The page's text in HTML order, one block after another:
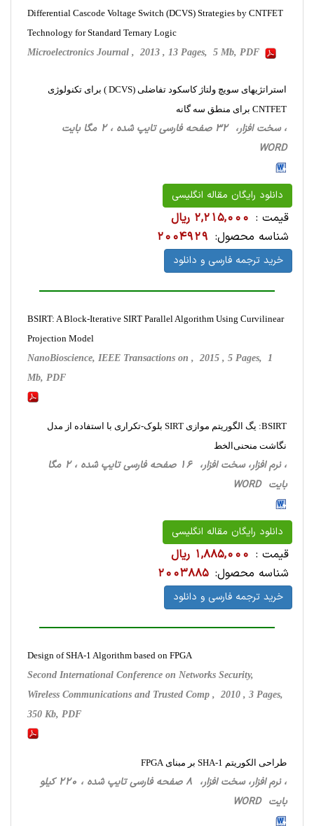
Differential Cascode Voltage Switch (DCVS) Strategies by CNTFET
Technology for Standard Ternary Logic
Microelectronics Journal , 2013 , 13 Pages, 5 Mb, PDF
استراتژیهای سویچ ولتاژ کاسکود تفاضلی (DCVS ) برای تکنولوژی
CNTFET برای منطق سه گانه
، سخت ‌افزار، 32 صفحه فارسی تایپ شده ، 2 مگا بایت
WORD
دانلود رایگان مقاله انگلیسی
قیمت : 2,215,000 ریال
شناسه محصول: 2004929
خرید ترجمه فارسی و دانلود
BSIRT: A Block-Iterative SIRT Parallel Algorithm Using Curvilinear
Projection Model
NanoBioscience, IEEE Transactions on , 2015 , 5 Pages, 1
Mb, PDF
BSIRT: یگ الگوریتم موازی SIRT بلوک-تکراری با استفاده از مدل
نگاشت منحنی‌الخط
، نرم افزار، سخت ‌افزار، 16 صفحه فارسی تایپ شده ، 2 مگا
بایت WORD
دانلود رایگان مقاله انگلیسی
قیمت : 1,885,000 ریال
شناسه محصول: 2003885
خرید ترجمه فارسی و دانلود
Design of SHA-1 Algorithm based on FPGA
Second International Conference on Networks Security,
Wireless Communications and Trusted Comp , 2010 , 3 Pages,
350 Kb, PDF
طراحی الکوریتم SHA-1 بر مبنای FPGA
، نرم افزار، سخت ‌افزار، 8 صفحه فارسی تایپ شده ، 220 کیلو
بایت WORD